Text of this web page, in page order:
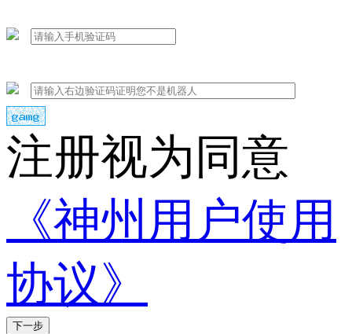
注册视为同意
《神州用户使用
协议》
下一步